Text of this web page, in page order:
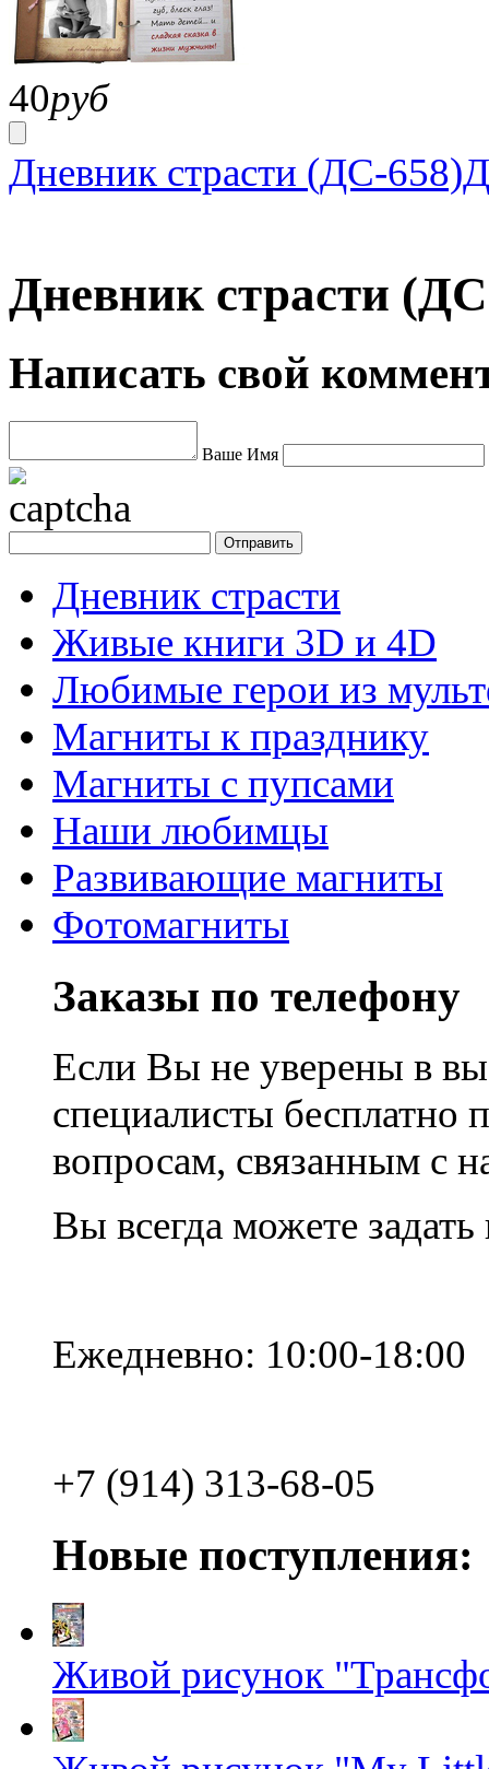
40руб
Дневник страсти (ДС-658)
Дневник страсти
Написать свой
Ваше Имя
Дневник страсти
Живые книги 3D и 4D
Любимые герои из
Магниты к празднику
Магниты с пупсами
Наши любимцы
Развивающие магниты
Фотомагниты
Заказы по телефону
Если Вы не уверены в
специалисты
вопросам, связанным с
Вы всегда можете
Ежедневно: 10:00-18:00
+7 (914) 313-68-05
Новые поступления:
Живой рисунок